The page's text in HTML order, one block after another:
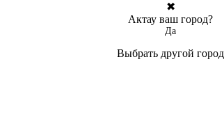
✖
Актау ваш город?
Да
Выбрать другой город